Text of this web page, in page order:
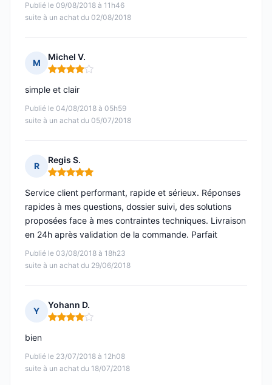
Publié le 09/08/2018 à 11h46
suite à un achat du 02/08/2018
M
Michel V.
Note : 4 sur 5
Publié le 04/08/2018 à 05h59
suite à un achat du 05/07/2018
simple et clair
R
Regis S.
Note : 5 sur 5
Publié le 03/08/2018 à 18h23
suite à un achat du 29/06/2018
Service client performant, rapide et sérieux. Réponses
rapides à mes questions, dossier suivi, des solutions
proposées face à mes contraintes techniques. Livraison
en 24h après validation de la commande. Parfait
Y
Yohann D.
Note : 4 sur 5
Publié le 23/07/2018 à 12h08
suite à un achat du 18/07/2018
bien